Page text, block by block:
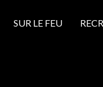
SUR LE FEU